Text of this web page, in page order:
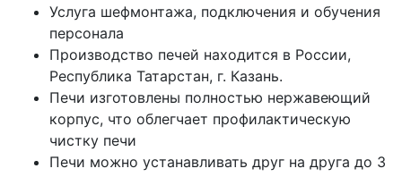
Услуга шефмонтажа, подключения и обучения
персонала
Производство печей находится в России,
Республика Татарстан, г. Казань.
Печи изготовлены полностью нержавеющий
корпус, что облегчает профилактическую
чистку печи
Печи можно устанавливать друг на друга до 3